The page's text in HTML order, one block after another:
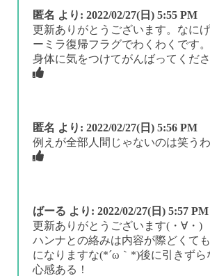
匿名 より: 2022/02/27(日) 5:55 PM
更新ありがとうございます。なに
ーミラ復帰フラグでわくわくです。
身体に気をつけてがんばってくださ
匿名 より: 2022/02/27(日) 5:56 PM
例えが全部人間じゃないのは笑う
ばーる より: 2022/02/27(日) 5:57 PM
更新ありがとうございます(・∀・)
ハンナとの絡みは内容が際どくて
になりますな(*´ω｀*)後に引きずら
心感ある！